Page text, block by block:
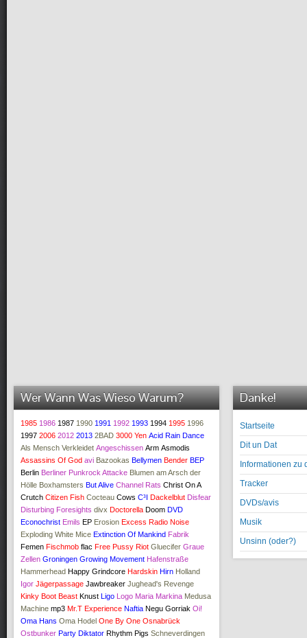
Wer Wann Was Wieso Warum?
1985 1986 1987 1990 1991 1992 1993 1994 1995 1996
1997 2006 2012 2013 2BAD 3000 Yen Acid Rain Dance
Als Mensch Verkleidet Angeschissen Arm Asmodis
Assassins Of God avi Bazookas Bellymen Bender BEP
Berlin Berliner Punkrock Attacke Blumen am Arsch der
Hölle Boxhamsters But Alive Channel Rats Christ On A
Crutch Citizen Fish Cocteau Cows C³I Dackelblut Disfear
Disturbing Foresights divx Doctorella Doom DVD
Econochrist Emils EP Erosion Excess Radio Noise
Exploding White Mice Extinction Of Mankind Fabrik
Femen Fischmob flac Free Pussy Riot Gluecifer Graue
Zellen Groningen Growing Movement Hafenstraße
Hammerhead Happy Grindcore Hardskin Hirn Holland
Igor Jägerpassage Jawbreaker Jughead's Revenge
Kinky Boot Beast Knust Ligo Logo Maria Markina Medusa
Machine mp3 Mr.T Experience Naftia Negu Gorriak Oi!
Oma Hans Oma Hodel One By One Osnabrück
Ostbunker Party Diktator Rhythm Pigs Schneverdingen
Danke!
Startseite
Dit un Dat
Informationen zu
Tracker
DVDs/avis
Musik
Unsinn (oder?)